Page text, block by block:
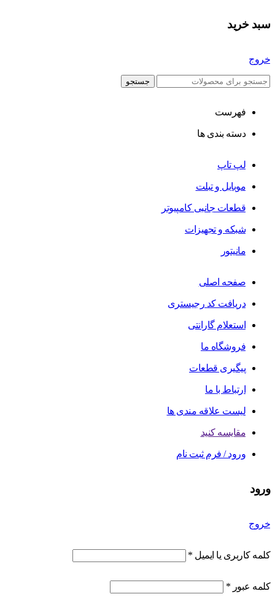
سبد خرید
خروج
جستجو
فهرست
دسته بندی ها
لپ تاپ
موبایل و تبلت
قطعات جانبی کامپیوتر
شبکه و تجهیزات
مانیتور
صفحه اصلی
دریافت کد رجیستری
استعلام گارانتی
فروشگاه ما
پیگیری قطعات
ارتباط با ما
لیست علاقه مندی ها
مقایسه کنید
ورود / فرم ثبت نام
ورود
خروج
کلمه کاربری یا ایمیل *
کلمه عبور *